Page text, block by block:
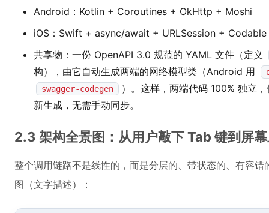
Android：Kotlin + Coroutines + OkHttp + Moshi
iOS：Swift + async/await + URLSession + Codable
共享物：一份 OpenAPI 3.0 规范的 YAML 文件（定义
构），由它自动生成两端的网络模型类（Android 用
swagger-codegen
）。这样，两端代码 100% 独立
新生成，无需手动同步。
2.3 架构全景图：从用户敲下 Tab 键到屏
整个调用链路不是线性的，而是分层的、带状态的、有容
图（文字描述）：